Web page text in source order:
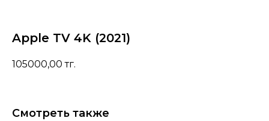
Apple TV 4K (2021)
105000,00 тг.
Смотреть также